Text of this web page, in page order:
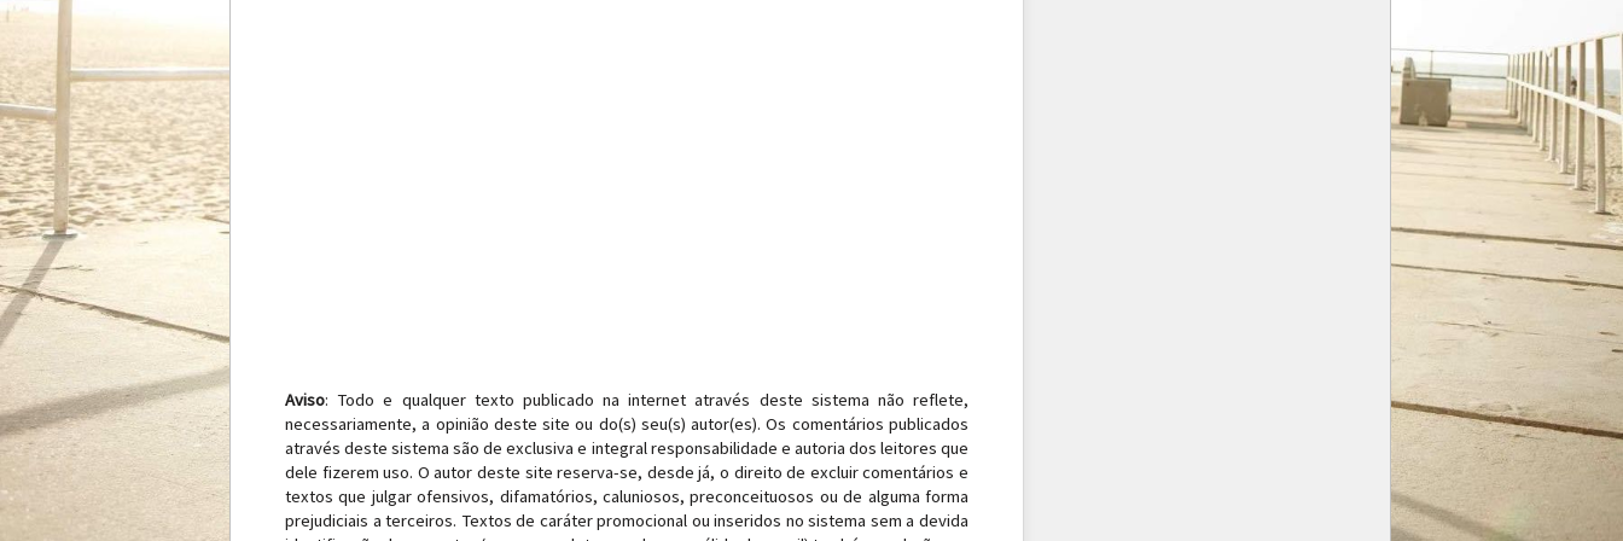
Aviso: Todo e qualquer texto publicado na internet através deste sistema não reflete,
necessariamente, a opinião deste site ou do(s) seu(s) autor(es). Os comentários publicados
através deste sistema são de exclusiva e integral responsabilidade e autoria dos leitores que
dele fizerem uso. O autor deste site reserva-se, desde já, o direito de excluir comentários e
textos que julgar ofensivos, difamatórios, caluniosos, preconceituosos ou de alguma forma
prejudiciais a terceiros. Textos de caráter promocional ou inseridos no sistema sem a devida